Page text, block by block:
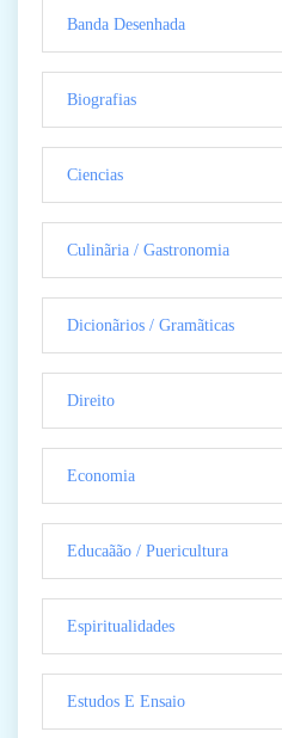
Banda Desenhada
Biografias
Ciencias
Culinãria / Gastronomia
Dicionãrios / Gramãticas
Direito
Economia
Educaãão / Puericultura
Espiritualidades
Estudos E Ensaio